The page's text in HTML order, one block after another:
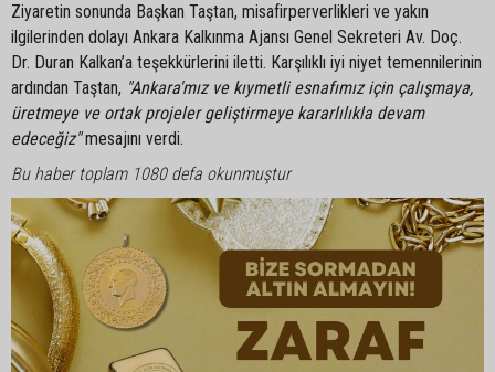
Ziyaretin sonunda Başkan Taştan, misafirperverlikleri ve yakın
ilgilerinden dolayı Ankara Kalkınma Ajansı Genel Sekreteri Av. Doç.
Dr. Duran Kalkan’a teşekkürlerini iletti. Karşılıklı iyi niyet temennilerinin
ardından Taştan, "Ankara'mız ve kıymetli esnafımız için çalışmaya,
üretmeye ve ortak projeler geliştirmeye kararlılıkla devam
edeceğiz"mesajını verdi.
Bu haber toplam 1080 defa okunmuştur